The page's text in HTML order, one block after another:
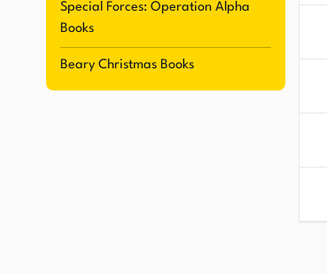
Special Forces: Operation Alpha
Books
Beary Christmas Books